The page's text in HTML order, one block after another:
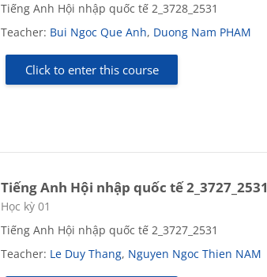
Tiếng Anh Hội nhập quốc tế 2_3728_2531
Teacher: Bui Ngoc Que Anh, Duong Nam PHAM
Click to enter this course
Tiếng Anh Hội nhập quốc tế 2_3727_2531
Course category
Học kỳ 01
Tiếng Anh Hội nhập quốc tế 2_3727_2531
Teacher: Le Duy Thang, Nguyen Ngoc Thien NAM